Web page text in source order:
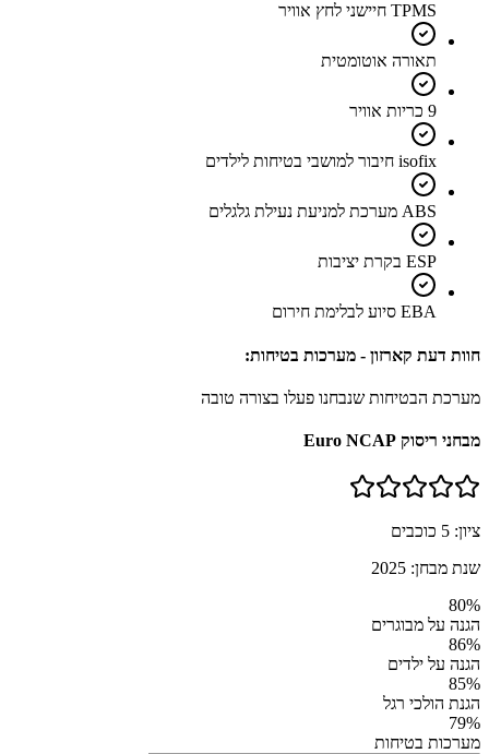
TPMS חיישני לחץ אוויר
תאורה אוטומטית
9 כריות אוויר
isofix חיבור למושבי בטיחות לילדים
ABS מערכת למניעת נעילת גלגלים
ESP בקרת יציבות
EBA סיוע לבלימת חירום
חוות דעת קארזון - מערכות בטיחות:
מערכת הבטיחות שנבחנו פעלו בצורה טובה
מבחני ריסוק Euro NCAP
ציון: 5 כוכבים
שנת מבחן: 2025
80%
הגנה על מבוגרים
86%
הגנה על ילדים
85%
הגנת הולכי רגל
79%
מערכות בטיחות